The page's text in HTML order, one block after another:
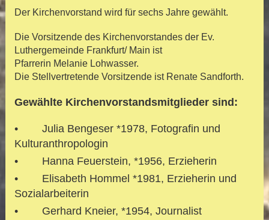
Der Kirchenvorstand wird für sechs Jahre gewählt.
Die Vorsitzende des Kirchenvorstandes der Ev.
Luthergemeinde Frankfurt/ Main ist
Pfarrerin Melanie Lohwasser.
Die Stellvertretende Vorsitzende ist Renate Sandforth.
Gewählte Kirchenvorstandsmitglieder sind:
• Julia Bengeser *1978, Fotografin und
Kulturanthropologin
• Hanna Feuerstein, *1956, Erzieherin
• Elisabeth Hommel *1981, Erzieherin und
Sozialarbeiterin
• Gerhard Kneier, *1954, Journalist